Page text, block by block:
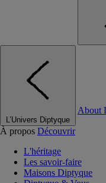
L’Univers Diptyque
About
À propos Découvrir
L'héritage
Les savoir-faire
Maisons Diptyque